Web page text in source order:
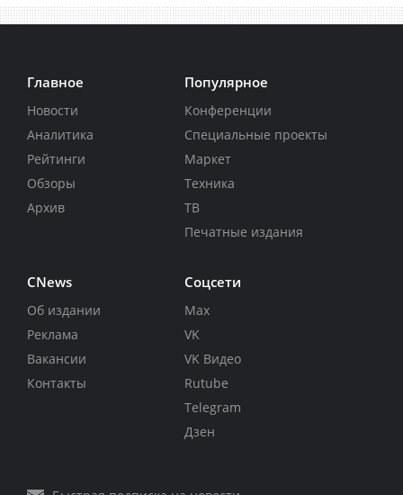
Главное
Новости
Аналитика
Рейтинги
Обзоры
Архив
Популярное
Конференции
Специальные проекты
Маркет
Техника
ТВ
Печатные издания
CNews
Об издании
Реклама
Вакансии
Контакты
Соцсети
Max
VK
VK Видео
Rutube
Telegram
Дзен